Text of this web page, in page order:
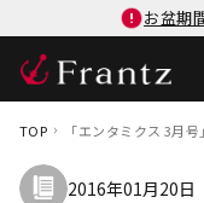
お盆期
TOP 「エンタミクス 3月
2016年01月20日